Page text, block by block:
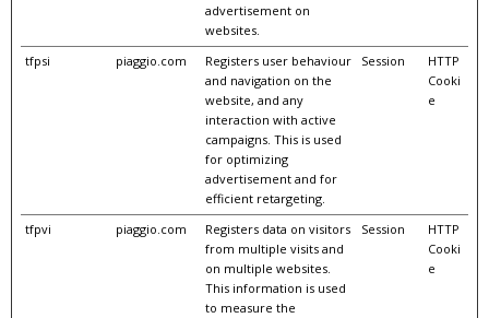
advertisement on
websites.
tfpsi piaggio.com
Registers user behaviour
and navigation on the
website, and any
interaction with active
campaigns. This is used
for optimizing
advertisement and for
efficient retargeting.
Session
HTTP
Cooki
e
tfpvi piaggio.com
Registers data on visitors
from multiple visits and
on multiple websites.
This information is used
to measure the
Session
HTTP
Cooki
e